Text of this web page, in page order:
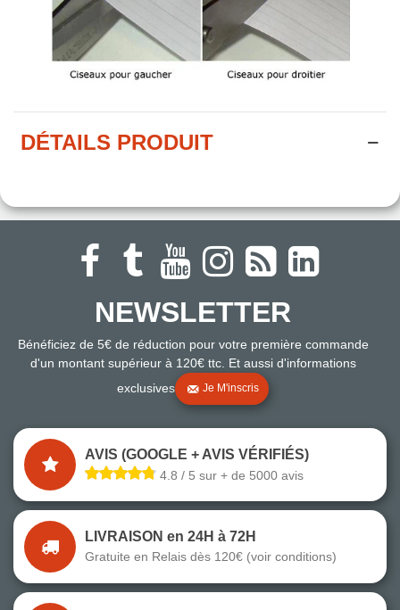
DÉTAILS PRODUIT
NEWSLETTER
Bénéficiez de 5€ de réduction pour votre première commande
d'un montant supérieur à 120€ ttc. Et aussi d'informations
exclusives
Je M'inscris
AVIS (GOOGLE + AVIS VÉRIFIÉS)
4.8 / 5 sur + de 5000 avis
LIVRAISON en 24H à 72H
Gratuite en Relais dès 120€ (voir conditions)